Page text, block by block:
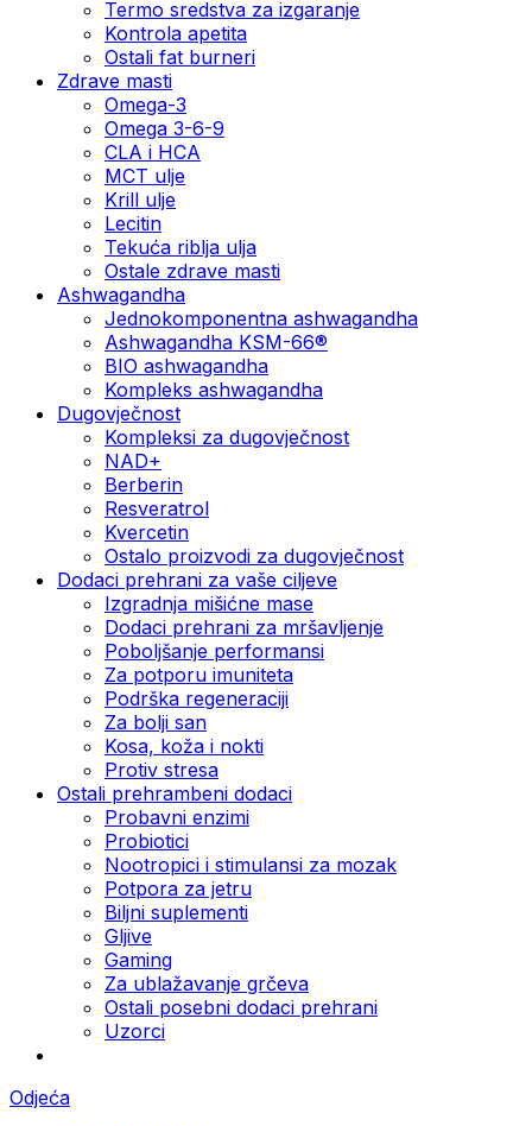
Termo sredstva za izgaranje
Kontrola apetita
Ostali fat burneri
Zdrave masti
Omega-3
Omega 3-6-9
CLA i HCA
MCT ulje
Krill ulje
Lecitin
Tekuća riblja ulja
Ostale zdrave masti
Ashwagandha
Jednokomponentna ashwagandha
Ashwagandha KSM-66®
BIO ashwagandha
Kompleks ashwagandha
Dugovječnost
Kompleksi za dugovječnost
NAD+
Berberin
Resveratrol
Kvercetin
Ostalo proizvodi za dugovječnost
Dodaci prehrani za vaše ciljeve
Izgradnja mišićne mase
Dodaci prehrani za mršavljenje
Poboljšanje performansi
Za potporu imuniteta
Podrška regeneraciji
Za bolji san
Kosa, koža i nokti
Protiv stresa
Ostali prehrambeni dodaci
Probavni enzimi
Probiotici
Nootropici i stimulansi za mozak
Potpora za jetru
Biljni suplementi
Gljive
Gaming
Za ublažavanje grčeva
Ostali posebni dodaci prehrani
Uzorci
Odjeća